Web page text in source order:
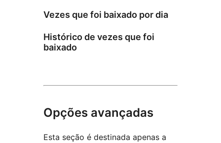
Vezes que foi baixado por dia
Histórico de vezes que foi
baixado
Opções avançadas
Esta seção é destinada apenas a